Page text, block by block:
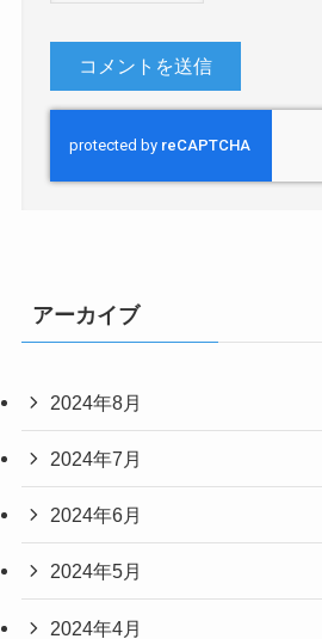
アーカイブ
2024年8月
2024年7月
2024年6月
2024年5月
2024年4月